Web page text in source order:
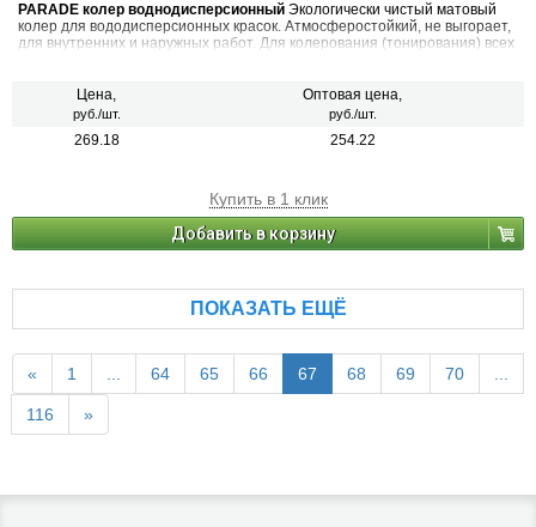
PARADE колер воднодисперсионный Экологически чистый матовый
колер для вододисперсионных красок. Атмосферостойкий, не выгорает,
для внутренних и наружных работ. Для колерования (тонирования) всех
декоративных и дизайнерских работ. 22 цвета
Цена,
руб./шт.
Оптовая цена,
руб./шт.
269.18 254.22
Купить в 1 клик
Добавить в корзину
ПОКАЗАТЬ ЕЩЁ
« 1 ... 64 65 66 67 68 69 70 ...
116 »